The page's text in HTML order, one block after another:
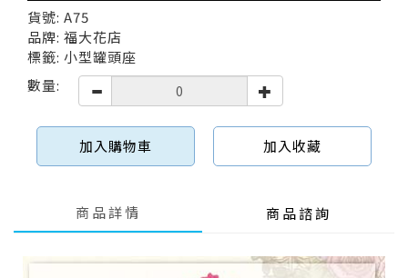
貨號: A75
品牌: 福大花店
標籤: 小型罐頭座
數量:
加入購物車 加入收藏
商品詳情 商品諮詢